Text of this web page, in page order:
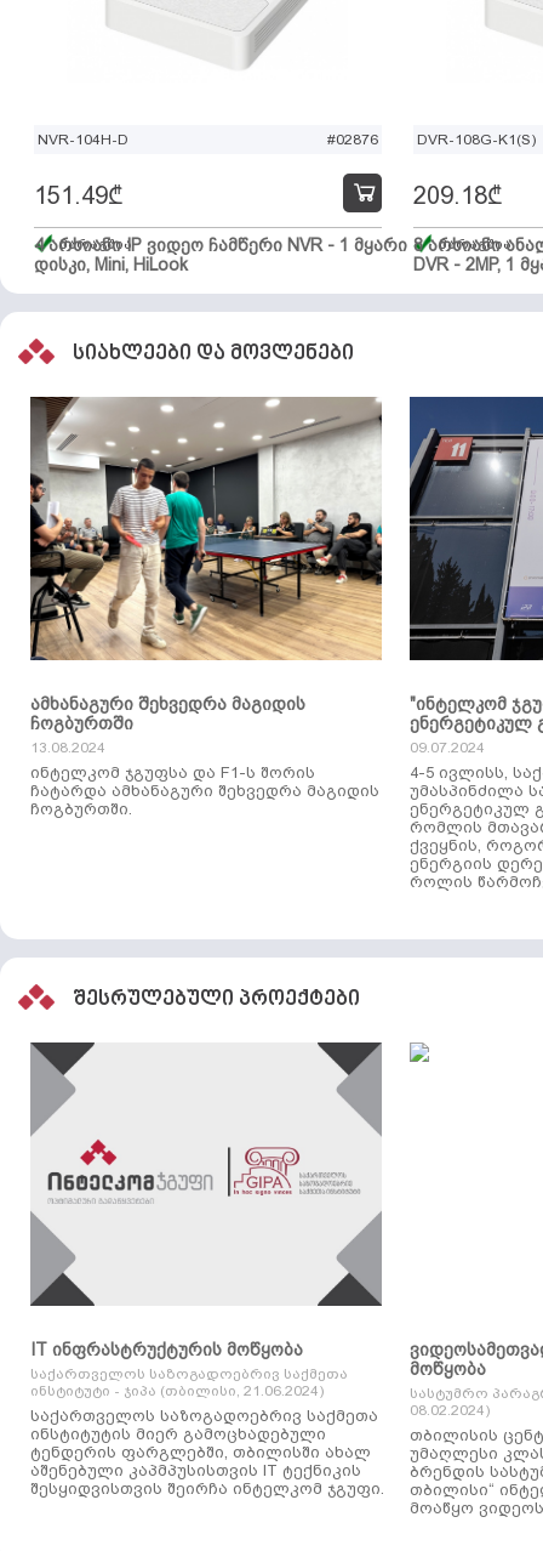
NVR-104H-D #02876
4 არხიანი IP ვიდეო ჩამწერი NVR - 1 მყარი
დისკი, Mini, HiLook
151.49₾
მარაგშია
DVR-108G-K1(S)
8 არხიანი
DVR - 2MP, 1
209.18₾
მარაგშია
სიახლეები და მოვლენები
ამხანაგური შეხვედრა მაგიდის
ჩოგბურთში
13.08.2024
ინტელკომ ჯგუფსა და F1-ს შორის
ჩატარდა ამხანაგური შეხვედრა მაგიდის
ჩოგბურთში.
"ინტელკომ
ენერგეტიკულ
09.07.2024
4-5 ივლისს,
უმასპინძილა
ენერგეტიკულ
რომლის
ქვეყნის,
ენერგიის
როლის
შესრულებული პროექტები
IT ინფრასტრუქტურის მოწყობა
საქართველოს საზოგადოებრივ საქმეთა
ინსტიტუტი - ჯიპა (თბილისი, 21.06.2024)
საქართველოს საზოგადოებრივ საქმეთა
ინსტიტუტის მიერ გამოცხადებული
ტენდერის ფარგლებში, თბილისში ახალ
აშენებული კაპმპუსისთვის IT ტექნიკის
შესყიდვისთვის შეირჩა ინტელკომ ჯგუფი.
მოწყობა
სასტუმრო
08.02.2024)
თბილისის
უმაღლესი
ბრენდის
თბილისი“
მოაწყო